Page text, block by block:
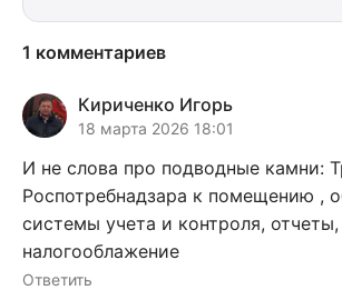
1 комментариев
Кириченко Игорь
18 марта 2026 18:01
И не слова про подводные камни:
Роспотребнадзара к помещению ,
системы учета и контроля, отчеты,
налогооблажение
Ответить